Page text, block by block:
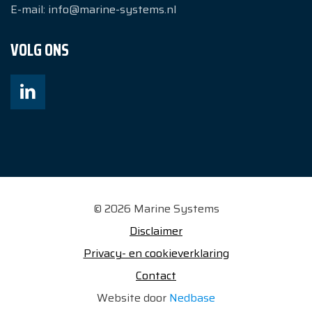
E-mail: info@marine-systems.nl
VOLG ONS
© 2026 Marine Systems
Disclaimer
Privacy- en cookieverklaring
Contact
Website door Nedbase